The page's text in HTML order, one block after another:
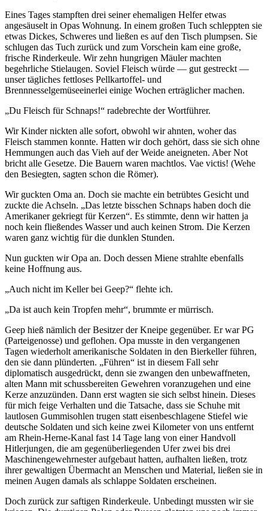
Eines Tages stampften drei seiner ehemaligen Helfer etwas
angesäuselt in Opas Wohnung. In einem großen Tuch schleppten sie
etwas Dickes, Schweres und ließen es auf den Tisch plumpsen. Sie
schlugen das Tuch zurück und zum Vorschein kam eine große,
frische Rinderkeule. Wir zehn hungrigen Mäuler machten
begehrliche Stielaugen. Soviel Fleisch würde — gut gestreckt —
unser tägliches fettloses Pellkartoffel- und
Brennnesselgemüseeinerlei einige Wochen erträglicher machen.
Du Fleisch für Schnaps!
radebrechte der Wortführer.
Wir Kinder nickten alle sofort, obwohl wir ahnten, woher das
Fleisch stammen konnte. Hatten wir doch gehört, dass sie sich ohne
Hemmungen auch das Vieh auf der Weide aneigneten. Aber Not
bricht alle Gesetze. Die Bauern waren machtlos. Vae victis! (Wehe
den Besiegten, sagten schon die Römer).
Wir guckten Oma an. Doch sie machte ein betrübtes Gesicht und
zuckte die Achseln.
Das letzte bisschen Schnaps haben doch die
Amerikaner gekriegt für Kerzen . Es stimmte, denn wir hatten ja
noch kein fließendes Wasser und auch keinen Strom. Die Kerzen
waren ganz wichtig für die dunklen Stunden.
Nun guckten wir Opa an. Doch dessen Miene strahlte ebenfalls
keine Hoffnung aus.
Auch nicht im Keller bei Geep?
flehte ich.
Da ist auch kein Tropfen mehr , brummte er mürrisch.
Geep hieß nämlich der Besitzer der Kneipe gegenüber. Er war PG
(Parteigenosse) und geflohen. Opa musste in den vergangenen
Tagen wiederholt amerikanische Soldaten in den Bierkeller führen,
den sie dann plünderten.
Führen
ist in diesem Fall sehr
diplomatisch ausgedrückt, denn sie zwangen den unbewaffneten,
alten Mann mit schussbereiten Gewehren voranzugehen und eine
Kerze anzuzünden. Dann erst wagten sie sich selbst hinein. Dieses
für mich feige Verhalten und die Tatsache, dass sie Schuhe mit
lautlosen Gummisohlen trugen statt eisenbeschlagene Stiefel wie
deutsche Soldaten und sich keine zwei Kilometer von uns entfernt
am Rhein-Herne-Kanal fast 14 Tage lang von einer Handvoll
Hitlerjungen, die am gegenüberliegenden Ufer zwei bis drei
Maschinengewehrnester aufgebaut hatten, aufhalten ließen, trotz
ihrer gewaltigen Übermacht an Menschen und Material, ließen sie in
meinen Augen damals als schlappe Soldaten erscheinen.
Doch zurück zur saftigen Rinderkeule. Unbedingt mussten wir sie